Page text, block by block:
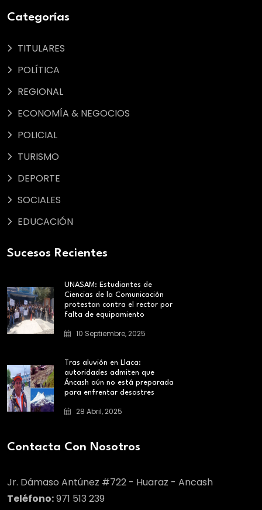
Categorías
TITULARES
POLÍTICA
REGIONAL
ECONOMÍA & NEGOCIOS
POLICIAL
TURISMO
DEPORTE
SOCIALES
EDUCACIÓN
Sucesos Recientes
UNASAM: Estudiantes de
Ciencias de la Comunicación
protestan contra el rector por
falta de equipamiento
10 Septiembre, 2025
Tras aluvión en Llaca:
autoridades admiten que
Áncash aún no está preparada
para enfrentar desastres
28 Abril, 2025
Contacta Con Nosotros
Jr. Dámaso Antúnez #722 - Huaraz - Ancash
Teléfono:971 513 239